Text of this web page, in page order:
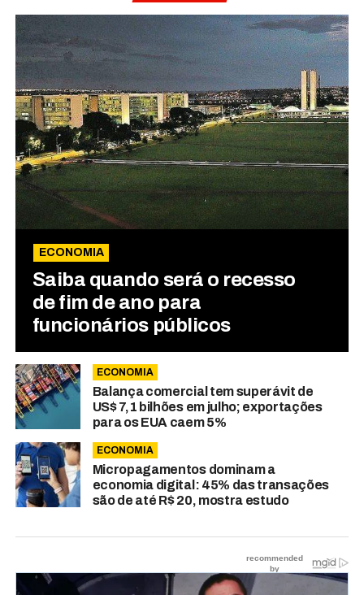
ECONOMIA
Saiba quando será o recesso
de fim de ano para
funcionários públicos
ECONOMIA
Balança comercial tem superávit de
US$ 7,1 bilhões em julho; exportações
para os EUA caem 5%
ECONOMIA
Micropagamentos dominam a
economia digital: 45% das transações
são de até R$ 20, mostra estudo